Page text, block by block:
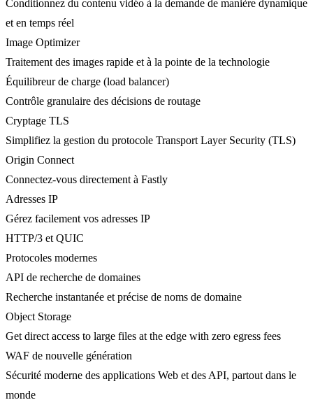
Conditionnez du contenu vidéo à la demande de manière dynamique
et en temps réel
Image Optimizer
Traitement des images rapide et à la pointe de la technologie
Équilibreur de charge (load balancer)
Contrôle granulaire des décisions de routage
Cryptage TLS
Simplifiez la gestion du protocole Transport Layer Security (TLS)
Origin Connect
Connectez-vous directement à Fastly
Adresses IP
Gérez facilement vos adresses IP
HTTP/3 et QUIC
Protocoles modernes
API de recherche de domaines
Recherche instantanée et précise de noms de domaine
Object Storage
Get direct access to large files at the edge with zero egress fees
WAF de nouvelle génération
Sécurité moderne des applications Web et des API, partout dans le
monde